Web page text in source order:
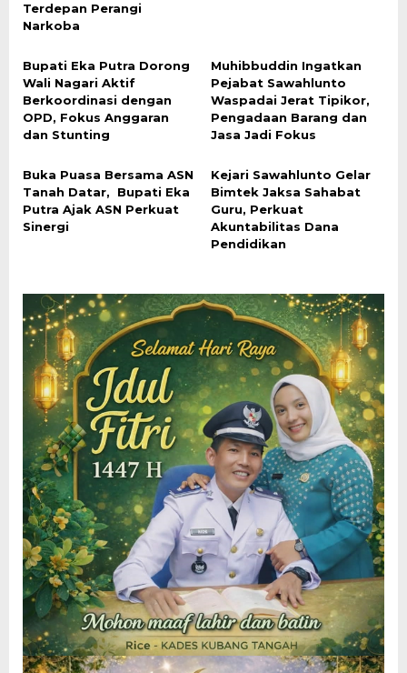
Terdepan Perangi
Narkoba
Bupati Eka Putra Dorong
Wali Nagari Aktif
Berkoordinasi dengan
OPD, Fokus Anggaran
dan Stunting
Muhibbuddin Ingatkan
Pejabat Sawahlunto
Waspadai Jerat Tipikor,
Pengadaan Barang dan
Jasa Jadi Fokus
Buka Puasa Bersama ASN
Tanah Datar, Bupati Eka
Putra Ajak ASN Perkuat
Sinergi
Kejari Sawahlunto Gelar
Bimtek Jaksa Sahabat
Guru, Perkuat
Akuntabilitas Dana
Pendidikan